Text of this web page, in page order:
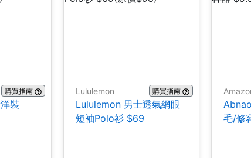
購買指南
裝
Lululemon 購買指南
Lululemon 男士透氣網眼
短袖Polo衫 $69
毛/修